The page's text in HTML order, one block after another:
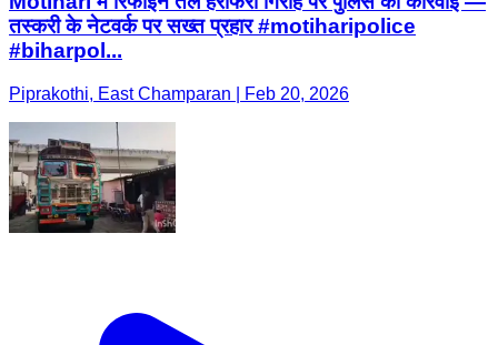
तस्करी के नेटवर्क पर सख्त प्रहार #motiharipolice
#biharpol...
Piprakothi, East Champaran | Feb 20, 2026